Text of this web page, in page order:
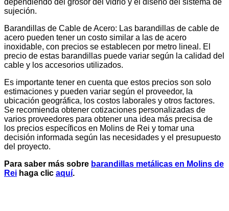
sujeción.
Barandillas de Cable de Acero: Las barandillas de cable de
acero pueden tener un costo similar a las de acero
inoxidable, con precios se establecen por metro lineal. El
precio de estas barandillas puede variar según la calidad del
cable y los accesorios utilizados.
Es importante tener en cuenta que estos precios son solo
estimaciones y pueden variar según el proveedor, la
ubicación geográfica, los costos laborales y otros factores.
Se recomienda obtener cotizaciones personalizadas de
varios proveedores para obtener una idea más precisa de
los precios específicos en Molins de Rei y tomar una
decisión informada según las necesidades y el presupuesto
del proyecto.
Para saber más sobre barandillas metálicas en Molins de
Rei haga clic aquí.